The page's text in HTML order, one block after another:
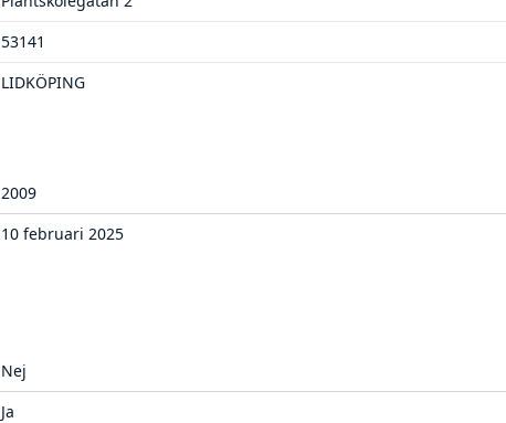
53141
LIDKÖPING
2009
10 februari 2025
Nej
Ja